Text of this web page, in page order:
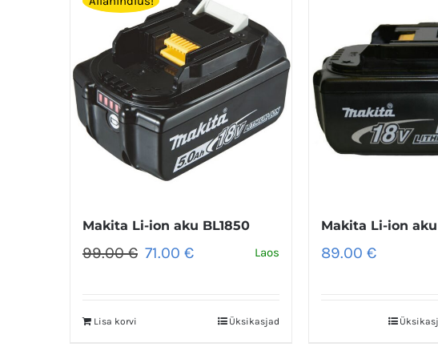
Makita Li-ion aku BL1850
99.00€ Algne
71.00 €Praegune
71.00 €.
Laos
Lisa korvi Üksikasjad
Makita Li-ion aku
89.00 €